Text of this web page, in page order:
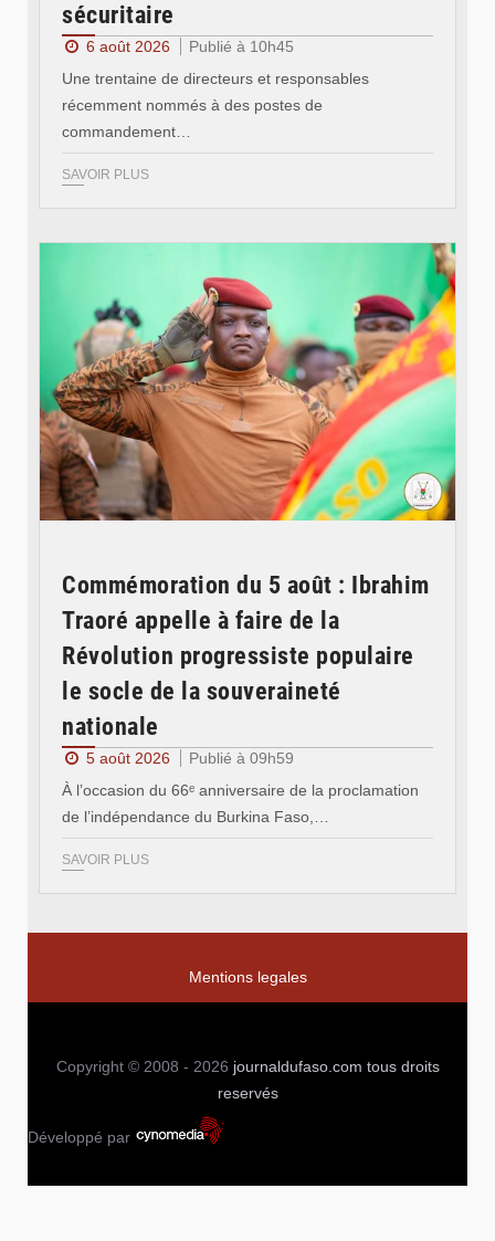
sécuritaire
6 août 2026
Publié à 10h45
Une trentaine de directeurs et responsables
récemment nommés à des postes de
commandement…
SAVOIR PLUS
Commémoration du 5 août : Ibrahim
Traoré appelle à faire de la
Révolution progressiste populaire
le socle de la souveraineté
nationale
5 août 2026
Publié à 09h59
À l’occasion du 66ᵉ anniversaire de la proclamation
de l’indépendance du Burkina Faso,…
SAVOIR PLUS
Mentions legales
Copyright © 2008 - 2026 journaldufaso.com tous droits
reservés
Développé par